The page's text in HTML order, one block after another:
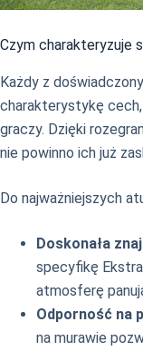
Czym charakteryzuje
Każdy z
charakterystykę
graczy. Dzięki
nie powinno ich już
Do najważniejszych
Doskonała
specyfikę
atmosferę
Odporność na
na murawie